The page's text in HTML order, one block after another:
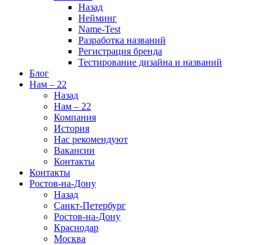
Назад
Нейминг
Name-Test
Разработка названий
Регистрация бренда
Тестирование дизайна и названий
Блог
Нам – 22
Назад
Нам – 22
Компания
История
Нас рекомендуют
Вакансии
Контакты
Контакты
Ростов-на-Дону
Назад
Санкт-Петербург
Ростов-на-Дону
Краснодар
Москва